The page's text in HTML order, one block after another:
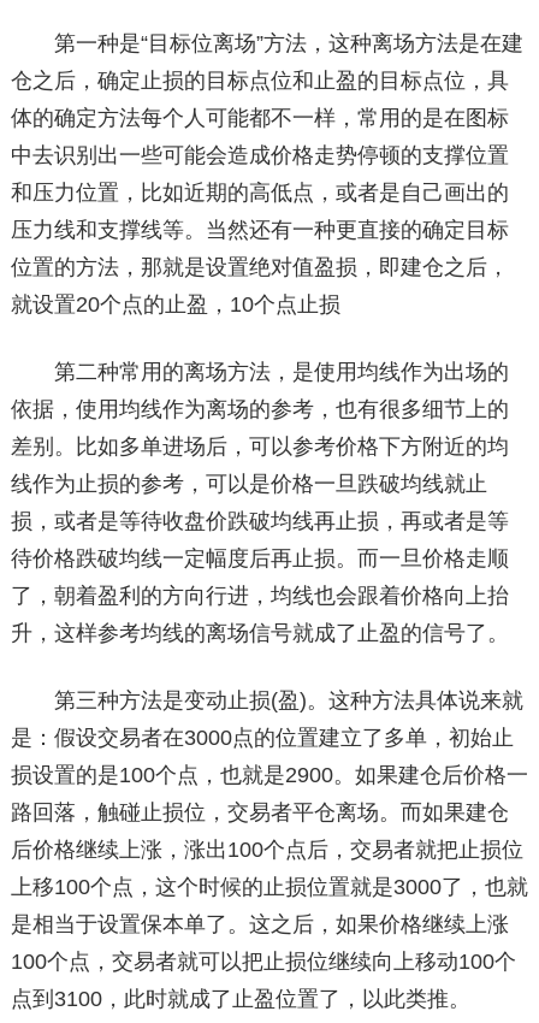
第一种是“目标位离场”方法，这种离场方法是在建
仓之后，确定止损的目标点位和止盈的目标点位，具
体的确定方法每个人可能都不一样，常用的是在图标
中去识别出一些可能会造成价格走势停顿的支撑位置
和压力位置，比如近期的高低点，或者是自己画出的
压力线和支撑线等。当然还有一种更直接的确定目标
位置的方法，那就是设置绝对值盈损，即建仓之后，
就设置20个点的止盈，10个点止损
第二种常用的离场方法，是使用均线作为出场的
依据，使用均线作为离场的参考，也有很多细节上的
差别。比如多单进场后，可以参考价格下方附近的均
线作为止损的参考，可以是价格一旦跌破均线就止
损，或者是等待收盘价跌破均线再止损，再或者是等
待价格跌破均线一定幅度后再止损。而一旦价格走顺
了，朝着盈利的方向行进，均线也会跟着价格向上抬
升，这样参考均线的离场信号就成了止盈的信号了。
第三种方法是变动止损(盈)。这种方法具体说来就
是：假设交易者在3000点的位置建立了多单，初始止
损设置的是100个点，也就是2900。如果建仓后价格一
路回落，触碰止损位，交易者平仓离场。而如果建仓
后价格继续上涨，涨出100个点后，交易者就把止损位
上移100个点，这个时候的止损位置就是3000了，也就
是相当于设置保本单了。这之后，如果价格继续上涨
100个点，交易者就可以把止损位继续向上移动100个
点到3100，此时就成了止盈位置了，以此类推。